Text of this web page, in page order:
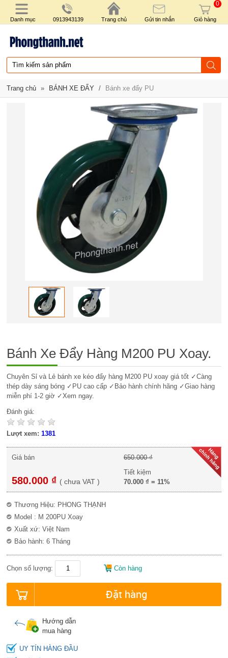
Danh mục 0913943139 Trang chủ Gửi tin nhắn
0
Giỏ hàng
Trang chủ » BÁNH XE ĐẨY / Bánh xe đẩy PU
Bánh Xe Đẩy Hàng M200 PU Xoay.
Chuyên Sỉ và Lẻ bánh xe kéo đẩy hàng M200 PU xoay giá tốt ✓Càng
thép dày sáng bóng ✓PU cao cấp ✓Bảo hành chính hãng ✓Giao hàng
miễn phí 1-2 giờ ✓Xem ngay.
Đánh giá:
Lượt xem:1381
Giá bán
580.000 ₫ (chưa VAT )
650.000 ₫
Tiết kiệm
70.000 ₫ = 11%
Thương Hiệu: PHONG THẠNH
Model : M 200PU Xoay
Xuất xứ: Việt Nam
Bảo hành: 6 Tháng
Chọn số lượng: Còn hàng
Đặt hàng
Hướng dẫn
mua hàng
UY TÍN HÀNG ĐẦU